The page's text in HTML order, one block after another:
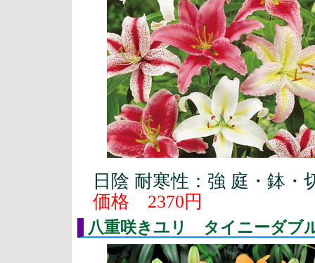
日陰 耐寒性：強 庭・鉢・
価格 2370円
八重咲きユリ タイニーダブ